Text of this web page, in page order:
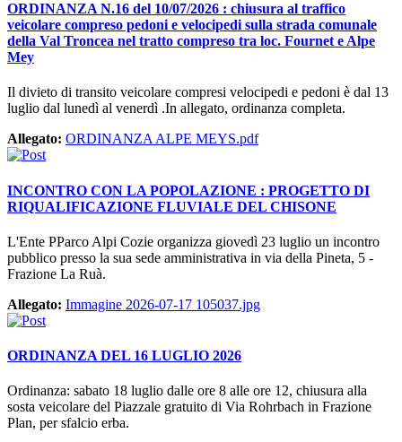
ORDINANZA N.16 del 10/07/2026 : chiusura al traffico
veicolare compreso pedoni e velocipedi sulla strada comunale
della Val Troncea nel tratto compreso tra loc. Fournet e Alpe
Mey
Il divieto di transito veicolare compresi velocipedi e pedoni è dal 13
luglio dal lunedì al venerdì .In allegato, ordinanza completa.
Allegato: ORDINANZA ALPE MEYS.pdf
INCONTRO CON LA POPOLAZIONE : PROGETTO DI
RIQUALIFICAZIONE FLUVIALE DEL CHISONE
L'Ente PParco Alpi Cozie organizza giovedì 23 luglio un incontro
pubblico presso la sua sede amministrativa in via della Pineta, 5 -
Frazione La Ruà.
Allegato: Immagine 2026-07-17 105037.jpg
ORDINANZA DEL 16 LUGLIO 2026
Ordinanza: sabato 18 luglio dalle ore 8 alle ore 12, chiusura alla
sosta veicolare del Piazzale gratuito di Via Rohrbach in Frazione
Plan, per sfalcio erba.